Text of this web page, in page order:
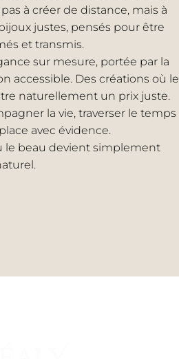
à créer de distance, mais à
justes, pensés pour être
et transmis.
sur mesure, portée par la
accessible. Des créations où le
naturellement un prix juste.
la vie, traverser le temps
avec évidence.
le beau devient simplement